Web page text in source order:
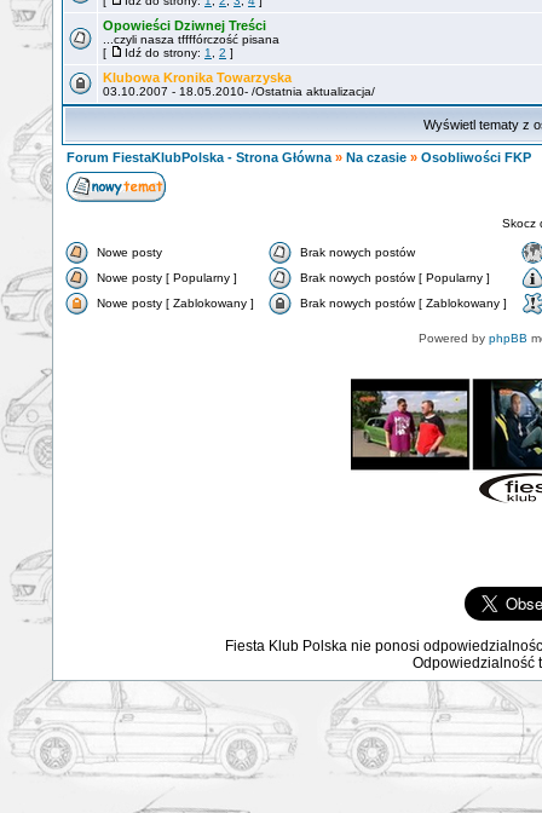
Opowieści Dziwnej Treści
...czyli nasza tffffórczość pisana
[
Idź do strony: 1 2 ]
Klubowa Kronika Towarzyska
03.10.2007 - 18.05.2010- /Ostatnia aktualizacja/
Wyświetl tematy z
Forum FiestaKlubPolska - Strona Główna » Na czasie » Osobliwości FKP
Skocz
Nowe posty
Brak nowych postów
Nowe posty [ Popularny ]
Brak nowych postów [ Popularny ]
Nowe posty [ Zablokowany ]
Brak nowych postów [ Zablokowany ]
Powered by phpBB
Fiesta Klub Polska nie ponosi
Odpowiedzialność